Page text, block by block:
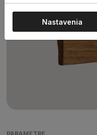
Nastavenia